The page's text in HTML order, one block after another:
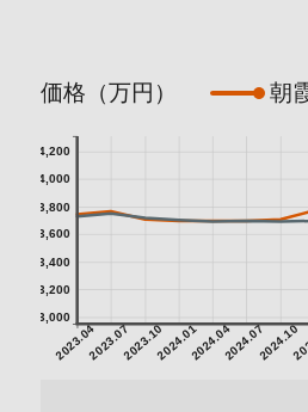
価格（万円） 朝
2023.042023.072023.102024.012024.042024.072024.10
3,000
3,200
3,400
3,600
3,800
4,000
4,200